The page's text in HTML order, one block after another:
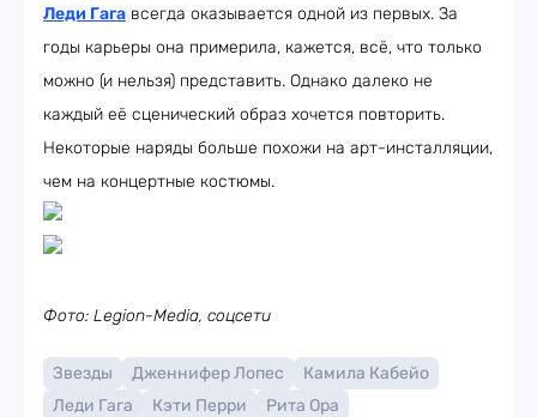
Леди Гага всегда оказывается одной из первых. За
годы карьеры она примерила, кажется, всё, что только
можно (и нельзя) представить. Однако далеко не
каждый её сценический образ хочется повторить.
Некоторые наряды больше похожи на арт-инсталляции,
чем на концертные костюмы.
Фото: Legion-Media, соцсети
Звезды Дженнифер Лопес
Камила Кабейо
Леди Гага
Кэти Перри Рита Ора